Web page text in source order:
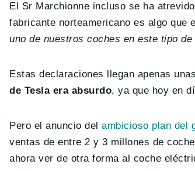
El Sr Marchionne incluso se ha
fabricante norteamericano es algo que
uno de nuestros coches en este tipo
Estas declaraciones llegan apenas
de Tesla era absurdo, ya que hoy en
Pero el anuncio delambicioso plan del
ventas de entre 2 y 3 millones de
ahora ver de otra forma al coche